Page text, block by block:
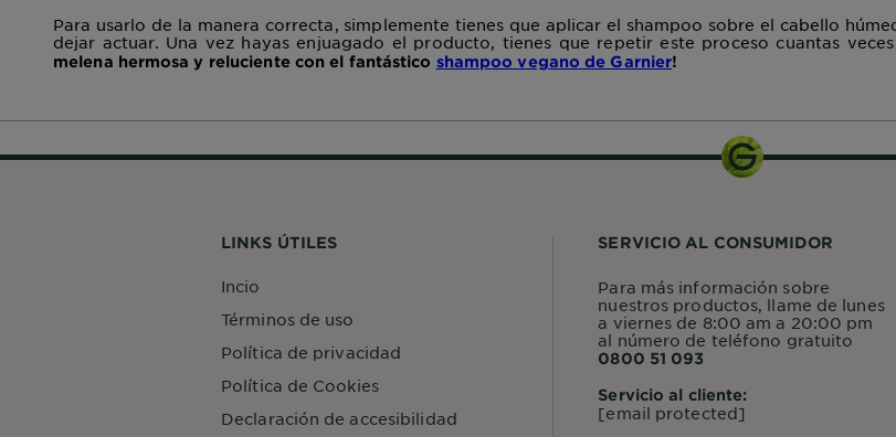
Para usarlo de la manera correcta, simplemente tienes que aplicar el shampoo sobre el cabello
dejar actuar. Una vez hayas enjuagado el producto, tienes que repetir este proceso cuantas veces
melena hermosa y reluciente con el fantástico shampoo vegano de Garnier!
LINKS ÚTILES
Incio
Términos de uso
Política de privacidad
Política de Cookies
Declaración de accesibilidad
SERVICIO AL CONSUMIDOR
Para más información sobre
nuestros productos, llame de lunes
a viernes de 8:00 am a 20:00 pm
al número de teléfono gratuito
0800 51 093
Servicio al cliente:
[email protected]